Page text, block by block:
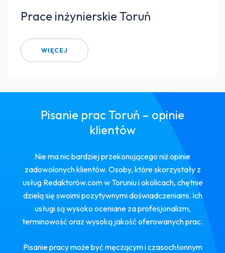
Prace inżynierskie Toruń
WIĘCEJ
Pisanie prac Toruń – opinie
klientów
Nie ma nic bardziej przekonującego niż opinie
zadowolonych klientów. Osoby, które skorzystały z
usług Redaktorów.com w Toruniu i okolicach, chętnie
dzielą się swoimi pozytywnymi doświadczeniami. Ich
usługi są wysoko oceniane za profesjonalizm,
terminowość oraz wysoką jakość oferowanych prac.
Pisanie pracy może być męczącym i czasochłonnym